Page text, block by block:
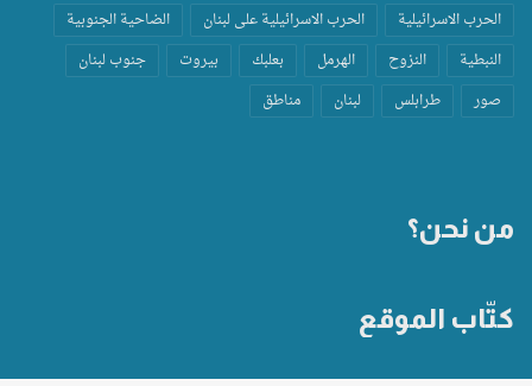
الحرب الاسرائيلية
الحرب الاسرائيلية على لبنان
الضاحية الجنوبية
النبطية
النزوح الهرمل بعلبك بيروت
جنوب لبنان
صور
طرابلس لبنان مناطق
من نحن؟
كتّاب الموقع